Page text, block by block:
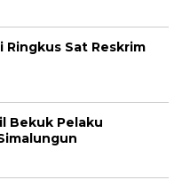
Ringkus Sat Reskrim
Bekuk Pelaku